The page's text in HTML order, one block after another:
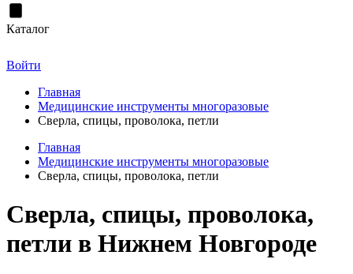
Каталог
Войти
Главная
Медицинские инструменты многоразовые
Сверла, спицы, проволока, петли
Главная
Медицинские инструменты многоразовые
Сверла, спицы, проволока, петли
Сверла, спицы, проволока,
петли в Нижнем Новгороде